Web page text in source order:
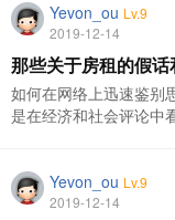
Yevon_ou Lv.9
2019-12-14
那些关于房租的假话
如何在网络上迅速鉴别
是在经济和社会评论中
Yevon_ou Lv.9
2019-12-14